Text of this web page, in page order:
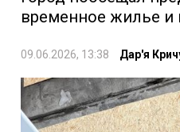
временное жилье
09.06.2026, 13:38 Дар'я